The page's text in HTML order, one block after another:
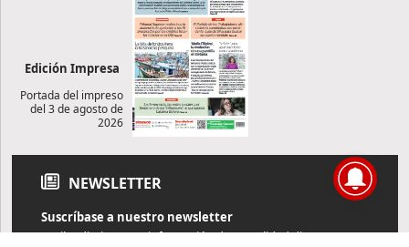
Edición Impresa
Portada del impreso
del 3 de agosto de
2026
NEWSLETTER
Suscríbase a nuestro newsletter
Reciba diariamente información de actualidad directamente en